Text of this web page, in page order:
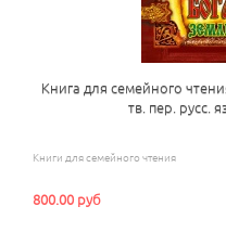
Книга для семейного
тв. пер. русс.
Книги для семейного чтения
800.00 руб